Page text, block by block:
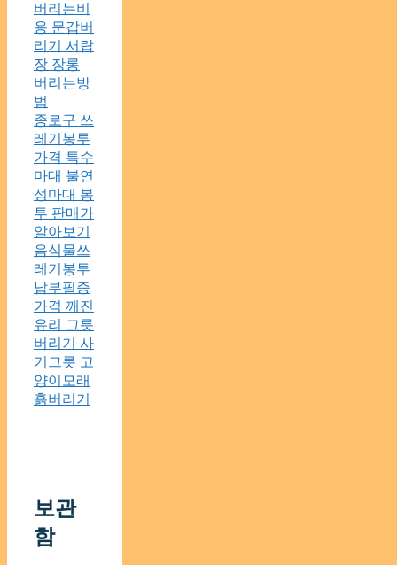
버리는비
용 문갑버
리기 서랍
장 장롱
버리는방
법
종로구 쓰
레기봉투
가격 특수
마대 불연
성마대 봉
투 판매가
알아보기
음식물쓰
레기봉투
납부필증
가격 깨진
유리 그릇
버리기 사
기그릇 고
양이모래
흙버리기
보관
함